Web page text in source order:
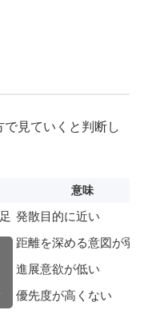
見ていくと判断し
意味
発散目的に近い
距離を深める意図が弱
進展意欲が低い
優先度が高くない